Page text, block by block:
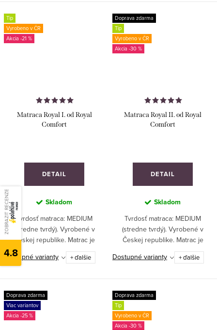
Tip
Vyrobeno v ČR
-21 %
Matraca Royal I. od Royal
Comfort
DETAIL
Skladom
Tvrdosť matraca: MEDIUM
(stredne tvrdý). Vyrobené v
Českej republike. Matrac je
určený na bočné spanie, ľahké
alebo stredne ťažké
Dostupné varianty + ďalšie
Doprava zdarma
Tip
Vyrobeno v ČR
-30 %
Matraca Royal II. od Royal
Comfort
DETAIL
Skladom
Tvrdosť matraca: MEDIUM
(stredne tvrdý). Vyrobené v
Českej republike. Matrac je
určený na bočné spanie, ľahké
alebo stredne ťažké
Dostupné varianty + ďalšie
Doprava zdarma
Viac variantov
-25 %
Doprava zdarma
Tip
Vyrobeno v ČR
-30 %
ZOBRAZIT RECENZE
4.8